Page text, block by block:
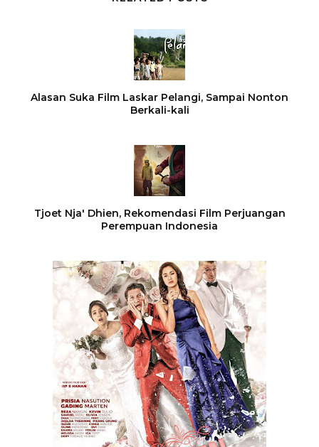
Alasan Suka Film Laskar Pelangi, Sampai Nonton
Berkali-kali
Tjoet Nja' Dhien, Rekomendasi Film Perjuangan
Perempuan Indonesia